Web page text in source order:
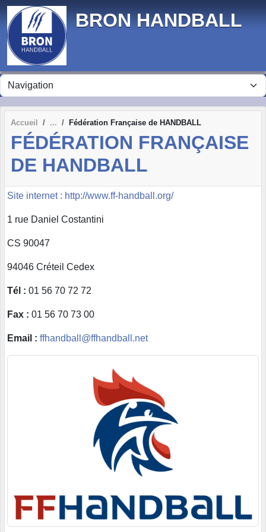
BRON HANDBALL
Accueil Fédération Française de HANDBALL
FÉDÉRATION FRANÇAISE
DE HANDBALL
Site internet : http://www.ff-handball.org/
1 rue Daniel Costantini
CS 90047
94046 Créteil Cedex
Tél : 01 56 70 72 72
Fax : 01 56 70 73 00
Email : ffhandball@ffhandball.net
Panneau de gestion des cookies